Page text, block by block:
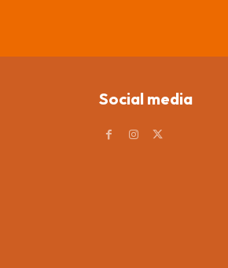
Social media